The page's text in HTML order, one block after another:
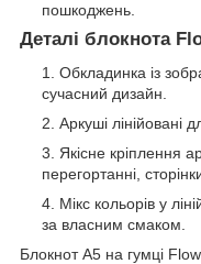
пошкоджень.
Деталі блокнота
Обкладинка із
сучасний дизайн.
Аркуші лінійовані
Якісне кріплення
перегортанні,
Мікс кольорів у
за власним смаком.
Блокнот А5 на гумці